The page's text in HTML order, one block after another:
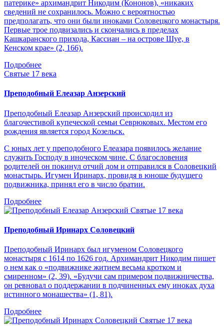
патерике» архимандрит Никодим (Кононов), «никаких
сведений не сохранилось. Можно с вероятностью
предполагать, что они были иноками Соловецкого монастыря.
Первые трое подвизались и скончались в пределах
Кашкаранского прихода, Кассиан – на острове Шуе, в
Кенском крае» (2, 166).
Подробнее
Святые 17 века
Преподобный Елеазар Анзерский
Преподобный Елеазар Анзерский происходил из
благочестивой купеческой семьи Севрюковых. Местом его
рождения является город Козельск.
С юных лет у преподобного Елеазара появилось желание
служить Господу в иноческом чине. С благословения
родителей он покинул отчий дом и отправился в Соловецкий
монастырь. Игумен Иринарх, провидя в юноше будущего
подвижника, принял его в число братии.
Подробнее
Святые 17 века
Преподобный Иринарх Соловецкий
Преподобный Иринарх был игуменом Соловецкого
монастыря с 1614 по 1626 год. Архимандрит Никодим пишет
о нем как о «подвижнике житием весьма кротком и
смиренном» (2, 39). «Будучи сам примером подвижничества,
он ревновал о поддержании в подчиненных ему иноках духа
истинного монашества» (1, 81).
Подробнее
Святые 17 века